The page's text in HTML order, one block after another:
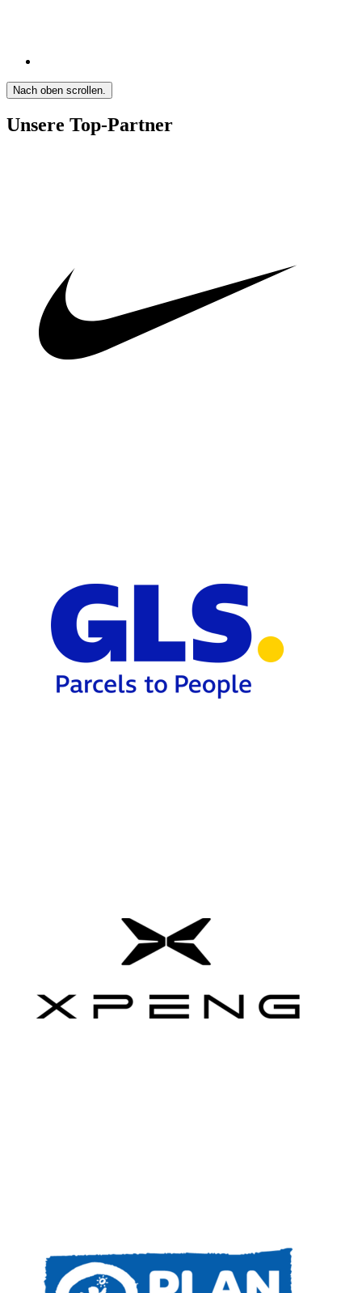
Nach oben scrollen.
Unsere Top-Partner